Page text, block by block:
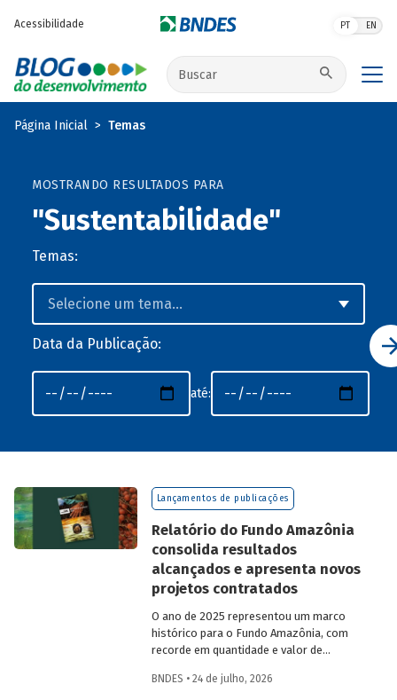
Acessibilidade PT EN
Buscar no site
Página Inicial Temas
MOSTRANDO RESULTADOS PARA
"Sustentabilidade"
Temas:
Data da Publicação:
até:
Lançamentos de publicações
Relatório do Fundo Amazônia
consolida resultados
alcançados e apresenta novos
projetos contratados
O ano de 2025 representou um marco
histórico para o Fundo Amazônia, com
recorde em quantidade e valor de
desembolsos: foram 22 operações
BNDES • 24 de julho, 2026